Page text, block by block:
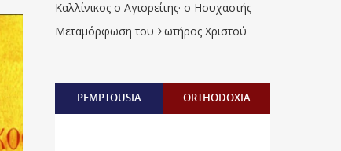
Καλλίνικος ο Αγιορείτης · ο Ησυχαστής
Μεταμόρφωση του Σωτήρος Χριστού
PEMPTOUSIA ORTHODOXIA